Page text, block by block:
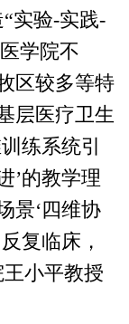
实验-实践-
学院不
区较多等特
层医疗卫生
练系统引
’的教学理
景‘四维协
复临床，
小平教授